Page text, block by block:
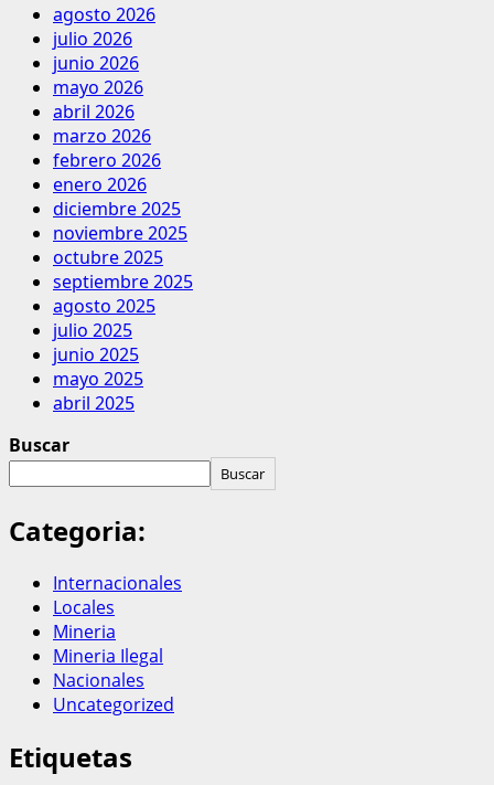
agosto 2026
julio 2026
junio 2026
mayo 2026
abril 2026
marzo 2026
febrero 2026
enero 2026
diciembre 2025
noviembre 2025
octubre 2025
septiembre 2025
agosto 2025
julio 2025
junio 2025
mayo 2025
abril 2025
Buscar
Buscar
Categoria:
Internacionales
Locales
Mineria
Mineria Ilegal
Nacionales
Uncategorized
Etiquetas